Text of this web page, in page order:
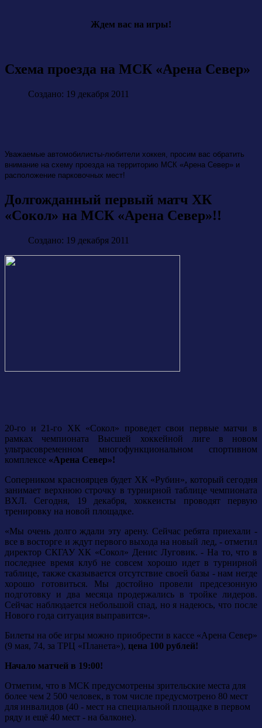
Ждем вас на игры!
Схема проезда на МСК «Арена Север»
Создано: 19 декабря 2011
Уважаемые автомобилисты-любители хоккея, просим вас обратить
внимание на схему проезда на территорию МСК «Арена Север» и
расположение парковочных мест!
Долгожданный первый матч ХК
«Сокол» на МСК «Арена Север»!!
Создано: 19 декабря 2011
20-го и 21-го ХК «Сокол» проведет свои первые матчи в
рамках чемпионата Высшей хоккейной лиге в новом
ультрасовременном многофункциональном спортивном
комплексе «Арена Север»!
Соперником красноярцев будет ХК «Рубин», который сегодня
занимает верхнюю строчку в турнирной таблице чемпионата
ВХЛ. Сегодня, 19 декабря, хоккеисты проводят первую
тренировку на новой площадке.
«Мы очень долго ждали эту арену. Сейчас ребята приехали -
все в восторге и ждут первого выхода на новый лед, - отметил
директор СКГАУ ХК «Сокол» Денис Луговик. - На то, что в
последнее время клуб не совсем хорошо идет в турнирной
таблице, также сказывается отсутствие своей базы - нам негде
хорошо готовиться. Мы достойно провели предсезонную
подготовку и два месяца продержались в тройке лидеров.
Сейчас наблюдается небольшой спад, но я надеюсь, что после
Нового года ситуация выправится».
Билеты на обе игры можно приобрести в кассе «Арена Север»
(9 мая, 74, за ТРЦ «Планета»), цена 100 рублей!
Начало матчей в 19:00!
Отметим, что в МСК предусмотрены зрительские места для
более чем 2 500 человек, в том числе предусмотрено 80 мест
для инвалидов (40 - мест на специальной площадке в первом
ряду и ещё 40 мест - на балконе).